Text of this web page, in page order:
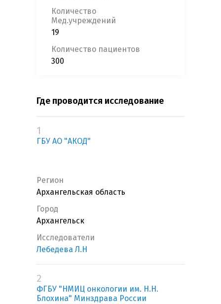
Количество
Мед.учреждений
19
Количество пациентов
300
Где проводится исследование
1
ГБУ АО "АКОД"
Регион
Архангельская область
Город
Архангельск
Исследователи
Лебедева Л.Н
2
ФГБУ "НМИЦ онкологии им. Н.Н.
Блохина" Минздрава России